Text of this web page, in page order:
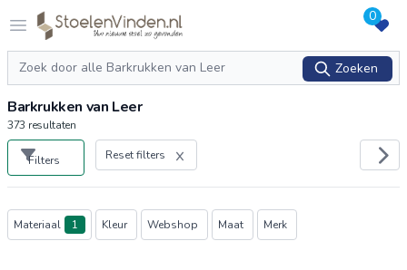
Open menu
Logo stoelenvinden.nl 0
Zoeken
Zoeken
Barkrukken van Leer
373 resultaten
Filters Reset filters
Producten
Materiaal 1 Kleur Webshop Maat Merk